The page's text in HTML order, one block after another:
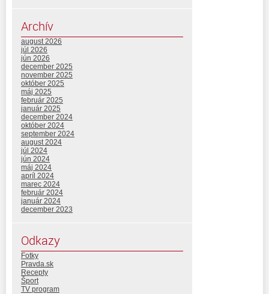
Archív
august 2026
júl 2026
jún 2026
december 2025
november 2025
október 2025
máj 2025
február 2025
január 2025
december 2024
október 2024
september 2024
august 2024
júl 2024
jún 2024
máj 2024
apríl 2024
marec 2024
február 2024
január 2024
december 2023
Odkazy
Fotky
Pravda.sk
Recepty
Šport
TV program